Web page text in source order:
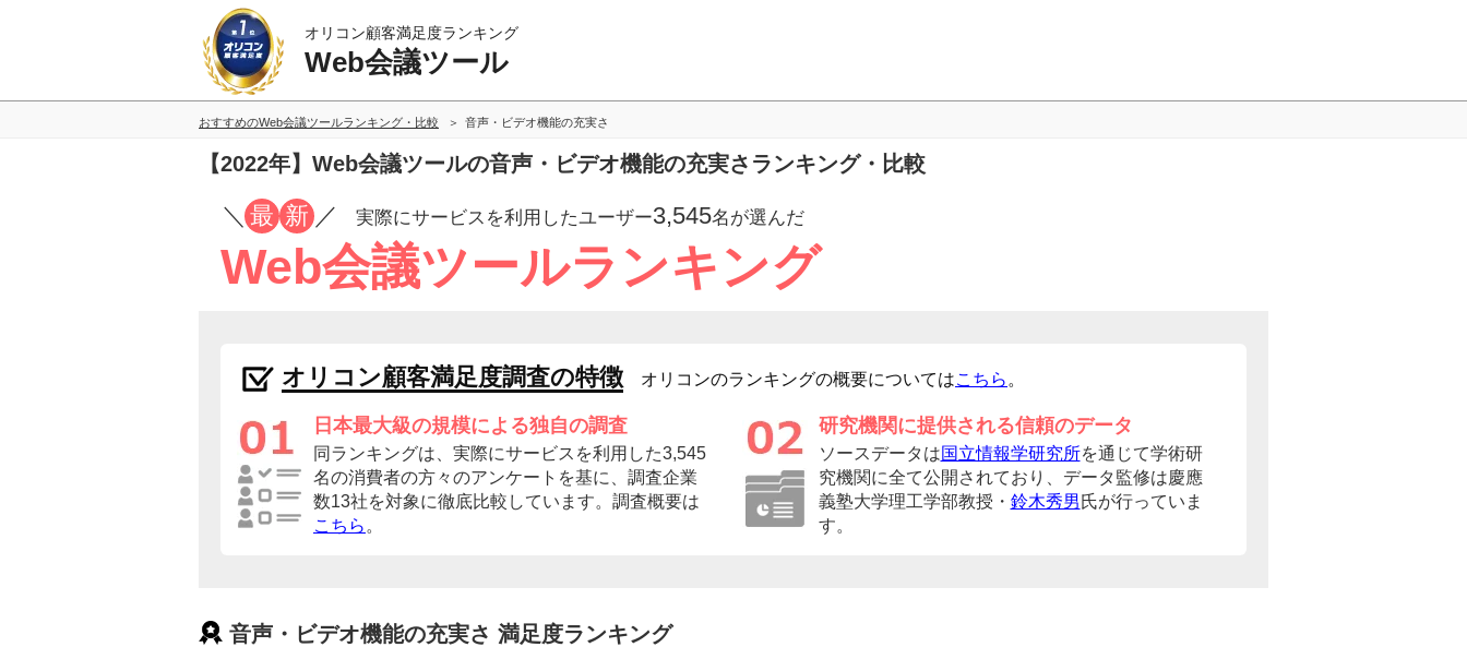
オリコン顧客満足度ランキング
Web会議ツール
おすすめのWeb会議ツールランキング・比較 音声・ビデオ機能の充実さ
【2022年】Web会議ツールの音声・ビデオ機能の充実さランキング・比較
／ 最 新 ／ 実際にサービスを利用したユーザー3,545名が選んだ
Web会議ツールランキング
オリコン顧客満足度調査の特徴 オリコンのランキングの概要についてはこちら 。
日本最大級の規模による独自の調査
同ランキングは、実際にサービスを利用した3,545
名の消費者の方々のアンケートを基に、調査企業
数13社を対象に徹底比較しています。調査概要は
こちら 。
研究機関に提供される信頼のデータ
ソースデータは国立情報学研究所を通じて学術研
究機関に全て公開されており、データ監修は慶應
義塾大学理工学部教授・ 鈴木秀男 氏が行っていま
す。
音声・ビデオ機能の充実さ 満足度ランキング